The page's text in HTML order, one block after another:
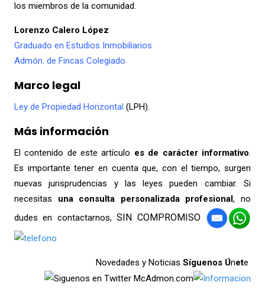
los miembros de la comunidad.
Lorenzo Calero López
Graduado en Estudios Inmobiliarios
Admón. de Fincas Colegiado
Marco legal
Ley de Propiedad Horizontal (LPH).
Más información
El contenido de este artículo es de carácter informativo.
Es importante tener en cuenta que, con el tiempo, surgen
nuevas jurisprudencias y las leyes pueden cambiar. Si
necesitas una consulta personalizada profesional, no
dudes en contactarnos,SIN COMPROMISO
Novedades y NoticiasSíguenos Únete